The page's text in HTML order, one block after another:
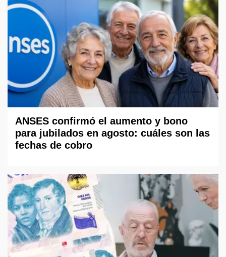
ANSES confirmó el aumento y bono
para jubilados en agosto: cuáles son las
fechas de cobro